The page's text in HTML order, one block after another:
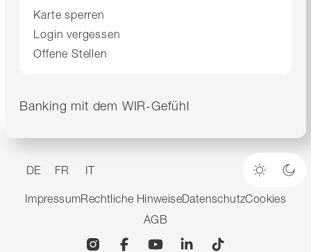
Karte sperren
Login vergessen
Offene Stellen
Banking mit dem WIR-Gefühl
DE FR IT
Heller
ImpressumRechtliche HinweiseDatenschutzCookies
AGB
InstagramFacebookYouTubeLinkedin